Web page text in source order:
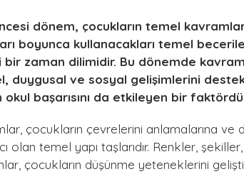
dönem, çocukların temel
boyunca kullanacakları temel
bir zaman dilimidir. Bu dönemde
duygusal ve sosyal gelişimlerini
okul başarısını da etkileyen bir
çocukların çevrelerini anlamalarına ve
olan temel yapı taşlarıdır. Renkler,
çocukların düşünme yeteneklerini